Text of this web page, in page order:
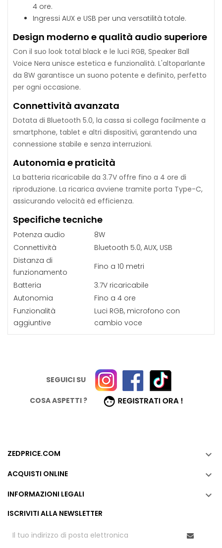
4 ore.
Ingressi AUX e USB per una versatilità totale.
Design moderno e qualità audio superiore
Con il suo look total black e le luci RGB, Speaker Ball
Voice Nera unisce estetica e funzionalità. L'altoparlante
da 8W garantisce un suono potente e definito, perfetto
per ogni occasione.
Connettività avanzata
Dotata di Bluetooth 5.0, la cassa si collega facilmente a
smartphone, tablet e altri dispositivi, garantendo una
connessione stabile e senza interruzioni.
Autonomia e praticità
La batteria ricaricabile da 3.7V offre fino a 4 ore di
riproduzione. La ricarica avviene tramite porta Type-C,
assicurando velocità ed efficienza.
Specifiche tecniche
Potenza audio
8W
Connettività
Bluetooth 5.0, AUX, USB
Distanza di
funzionamento
Fino a 10 metri
Batteria
3.7V ricaricabile
Autonomia
Fino a 4 ore
Funzionalità
aggiuntive
Luci RGB, microfono con
cambio voce
SEGUICI SU
COSA ASPETTI ?
ZEDPRICE.COM 
ACQUISTI ONLINE 
INFORMAZIONI LEGALI 
ISCRIVITI ALLA NEWSLETTER